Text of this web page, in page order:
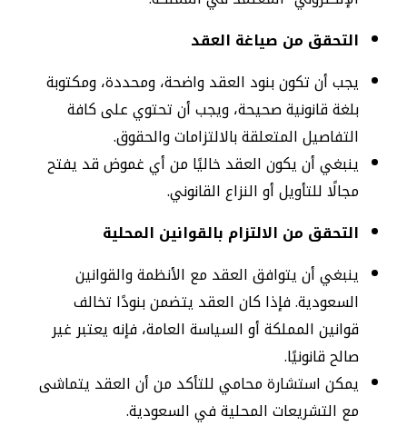
التحقق من صياغة العقد
يجب أن تكون بنود العقد واضحة، ومحددة، ومكتوبة
بلغة قانونية صحيحة، ويجب أن تحتوي على كافة
التفاصيل المتعلقة بالالتزامات والحقوق.
ينبغي أن يكون العقد خاليًا من أي غموض قد يفتح
مجالًا للتأويل أو النزاع القانوني.
التحقق من الالتزام بالقوانين المحلية
ينبغي أن يتوافق العقد مع الأنظمة والقوانين
السعودية. فإذا كان العقد يتضمن بنودًا تخالف
قوانين المملكة أو السياسة العامة، فإنه يعتبر غير
صالح قانونيًا.
يمكن استشارة محامي للتأكد من أن العقد يتماشى
مع التشريعات المحلية في السعودية.